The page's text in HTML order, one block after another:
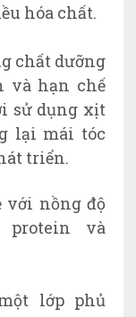
hóa chất.
chất dưỡng
và hạn chế
sử dụng xịt
lại mái tóc
triển.
với nồng độ
protein và
lớp phủ